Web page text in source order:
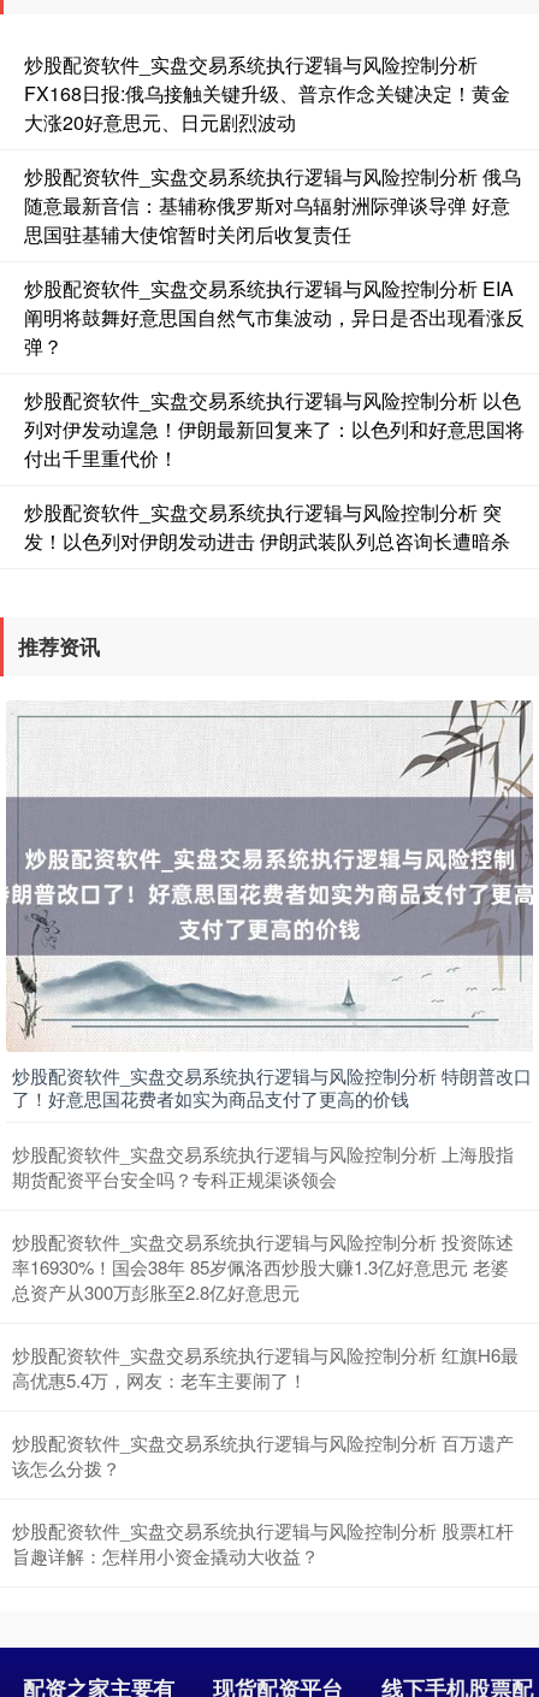
基金指数 7236.70 +6.90 +0.10%
上证综指 3919.51 +19.16 +0.49%
深证成指 14295.08 +184.96 +1.31%
北证50 1129.72 +6.84 +0.61%
炒股配资软件_实盘交易系统执行逻辑与风险控制分析
FX168日报:俄乌接触关键升级、普京作念关键决定！黄金
大涨20好意思元、日元剧烈波动
炒股配资软件_实盘交易系统执行逻辑与风险控制分析 俄乌
随意最新音信：基辅称俄罗斯对乌辐射洲际弹谈导弹 好意
思国驻基辅大使馆暂时关闭后收复责任
炒股配资软件_实盘交易系统执行逻辑与风险控制分析 EIA
阐明将鼓舞好意思国自然气市集波动，异日是否出现看涨反
弹？
炒股配资软件_实盘交易系统执行逻辑与风险控制分析 以色
列对伊发动遑急！伊朗最新回复来了：以色列和好意思国将
付出千里重代价！
炒股配资软件_实盘交易系统执行逻辑与风险控制分析 突
发！以色列对伊朗发动进击 伊朗武装队列总咨询长遭暗杀
推荐资讯
炒股配资软件_实盘交易系统执行逻辑与风险控制分析 特朗普改口
了！好意思国花费者如实为商品支付了更高的价钱
炒股配资软件_实盘交易系统执行逻辑与风险控制分析 上海股指
期货配资平台安全吗？专科正规渠谈领会
炒股配资软件_实盘交易系统执行逻辑与风险控制分析 投资陈述
率16930%！国会38年 85岁佩洛西炒股大赚1.3亿好意思元 老婆
总资产从300万彭胀至2.8亿好意思元
炒股配资软件_实盘交易系统执行逻辑与风险控制分析 红旗H6最
高优惠5.4万，网友：老车主要闹了！
炒股配资软件_实盘交易系统执行逻辑与风险控制分析 百万遗产
该怎么分拨？
炒股配资软件_实盘交易系统执行逻辑与风险控制分析 股票杠杆
旨趣详解：怎样用小资金撬动大收益？
配资之家主要有 现货配资平台 线下手机股票配